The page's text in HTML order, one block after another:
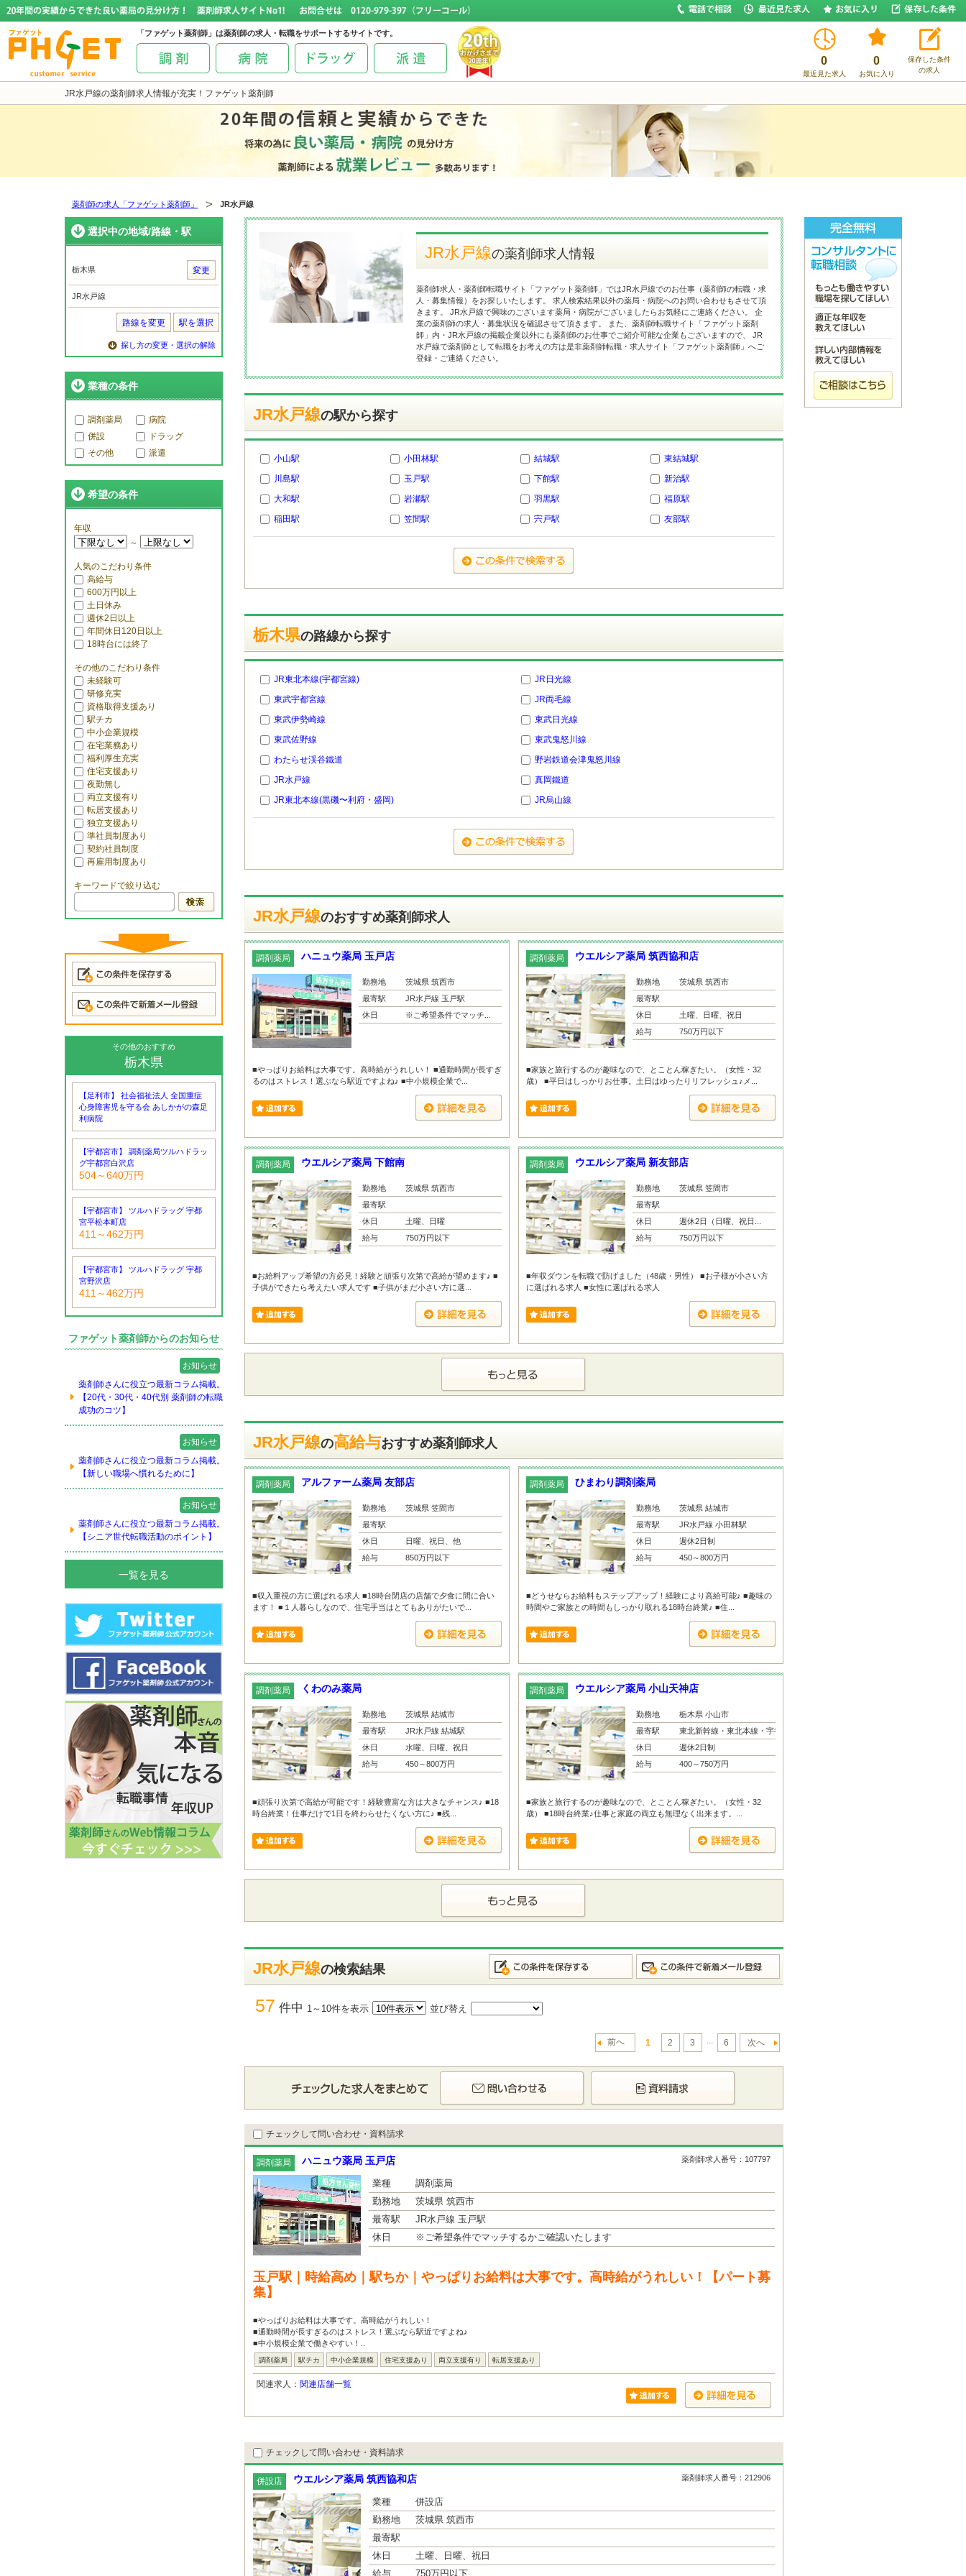
JR水戸線の薬剤師求人情報が充実！ファゲット薬剤師
「ファゲット薬剤師」は薬剤師の求人・転職をサポートするサイトです。
0
最近見た求人
0
お気に入り
保存した条件
の求人
薬剤師の求人「ファゲット薬剤師」 JR水戸線
選択中の地域/路線・駅
栃木県 変更
JR水戸線
路線を変更 駅を選択
探し方の変更・選択の解除
業種の条件
調剤薬局
病院
併設
ドラッグ
その他
派遣
希望の条件
年収
～
人気のこだわり条件
高給与
600万円以上
土日休み
週休2日以上
年間休日120日以上
18時台には終了
その他のこだわり条件
未経験可
研修充実
資格取得支援あり
駅チカ
中小企業規模
在宅業務あり
福利厚生充実
住宅支援あり
夜勤無し
両立支援有り
転居支援あり
独立支援あり
準社員制度あり
契約社員制度
再雇用制度あり
キーワードで絞り込む
その他のおすすめ
栃木県
【足利市】 社会福祉法人 全国重症
心身障害児を守る会 あしかがの森足
利病院
【宇都宮市】 調剤薬局ツルハドラッ
グ宇都宮白沢店
504～640万円
【宇都宮市】 ツルハドラッグ 宇都
宮平松本町店
411～462万円
【宇都宮市】 ツルハドラッグ 宇都
宮野沢店
411～462万円
ファゲット薬剤師からのお知らせ
お知らせ
薬剤師さんに役立つ最新コラム掲載。
【20代・30代・40代別 薬剤師の転職
成功のコツ】
お知らせ
薬剤師さんに役立つ最新コラム掲載。
【新しい職場へ慣れるために】
お知らせ
薬剤師さんに役立つ最新コラム掲載。
【シニア世代転職活動のポイント】
一覧を見る
JR水戸線の薬剤師求人情報
薬剤師求人・薬剤師転職サイト「ファゲット薬剤師」ではJR水戸線でのお仕事（薬剤師の転職・求
人・募集情報）をお探しいたします。 求人検索結果以外の薬局・病院へのお問い合わせもさせて頂
きます。 JR水戸線で興味のございます薬局・病院がございましたらお気軽にご連絡ください。 企
業の薬剤師の求人・募集状況を確認させて頂きます。 また、薬剤師転職サイト「ファゲット薬剤
師」内・JR水戸線の掲載企業以外にも薬剤師のお仕事でご紹介可能な企業もございますので、 JR
水戸線で薬剤師として転職をお考えの方は是非薬剤師転職・求人サイト「ファゲット薬剤師」へご
登録・ご連絡ください。
JR水戸線の駅から探す
小山駅 小田林駅 結城駅
東結城駅
川島駅
玉戸駅 下館駅
新治駅
大和駅
岩瀬駅 羽黒駅
福原駅
稲田駅
笠間駅 宍戸駅 友部駅
栃木県の路線から探す
JR東北本線(宇都宮線)
JR日光線
東武宇都宮線
JR両毛線
東武伊勢崎線
東武日光線
東武佐野線
東武鬼怒川線
わたらせ渓谷鐵道
野岩鉄道会津鬼怒川線
JR水戸線
真岡鐵道
JR東北本線(黒磯〜利府・盛岡)
JR烏山線
JR水戸線のおすすめ薬剤師求人
調剤薬局 ハニュウ薬局 玉戸店
勤務地
茨城県 筑西市
最寄駅
JR水戸線 玉戸駅
休日
※ご希望条件でマッチ...
■やっぱりお給料は大事です。高時給がうれしい！ ■通勤時間が長すぎ
るのはストレス！選ぶなら駅近ですよね♪ ■中小規模企業で...
調剤薬局 ウエルシア薬局 筑西協和店
勤務地
茨城県 筑西市
最寄駅
休日
土曜、日曜、祝日
給与
750万円以下
■家族と旅行するのが趣味なので、とことん稼ぎたい。（女性・32
歳） ■平日はしっかりお仕事。土日はゆったりリフレッシュ♪メ...
調剤薬局 ウエルシア薬局 下館南
勤務地
茨城県 筑西市
最寄駅
休日
土曜、日曜
給与
750万円以下
■お給料アップ希望の方必見！経験と頑張り次第で高給が望めます♪ ■
子供ができたら考えたい求人です ■子供がまだ小さい方に選...
調剤薬局 ウエルシア薬局 新友部店
勤務地
茨城県 笠間市
最寄駅
休日
週休2日（日曜、祝日...
給与
750万円以下
■年収ダウンを転職で防げました（48歳・男性） ■お子様が小さい方
に選ばれる求人 ■女性に選ばれる求人
JR水戸線の高給与おすすめ薬剤師求人
調剤薬局 アルファーム薬局 友部店
勤務地
茨城県 笠間市
最寄駅
休日
日曜、祝日、他
給与
850万円以下
■収入重視の方に選ばれる求人 ■18時台閉店の店舗で夕食に間に合い
ます！ ■１人暮らしなので、住宅手当はとてもありがたいで...
調剤薬局 ひまわり調剤薬局
勤務地
茨城県 結城市
最寄駅
JR水戸線 小田林駅
休日
週休2日制
給与
450～800万円
■どうせならお給料もステップアップ！経験により高給可能♪ ■趣味の
時間やご家族との時間もしっかり取れる18時台終業♪ ■住...
調剤薬局 くわのみ薬局
勤務地
茨城県 結城市
最寄駅
JR水戸線 結城駅
休日
水曜、日曜、祝日
給与
450～800万円
■頑張り次第で高給が可能です！経験豊富な方は大きなチャンス♪ ■18
時台終業！仕事だけで1日を終わらせたくない方に♪ ■残...
調剤薬局 ウエルシア薬局 小山天神店
勤務地
栃木県 小山市
最寄駅
東北新幹線・東北本線・宇都宮...
休日
週休2日制
給与
400～750万円
■家族と旅行するのが趣味なので、とことん稼ぎたい。（女性・32
歳） ■18時台終業♪仕事と家庭の両立も無理なく出来ます。...
JR水戸線の検索結果
57 件中 1～10件を表示 並び替え
前へ 1 2 3 ... 6 次へ
チェックして問い合わせ・資料請求
調剤薬局 ハニュウ薬局 玉戸店 薬剤師求人番号：107797
業種
調剤薬局
勤務地
茨城県 筑西市
最寄駅
JR水戸線 玉戸駅
休日
※ご希望条件でマッチするかご確認いたします
玉戸駅｜時給高め｜駅ちか｜やっぱりお給料は大事です。高時給がうれしい！【パート募
集】
■やっぱりお給料は大事です。高時給がうれしい！
■通勤時間が長すぎるのはストレス！選ぶなら駅近ですよね♪
■中小規模企業で働きやすい！..
調剤薬局 駅チカ 中小企業規模 住宅支援あり 両立支援有り 転居支援あり
関連求人： 関連店舗一覧
チェックして問い合わせ・資料請求
併設店 ウエルシア薬局 筑西協和店 薬剤師求人番号：212906
業種
併設店
勤務地
茨城県 筑西市
最寄駅
休日
土曜、日曜、祝日
給与
750万円以下